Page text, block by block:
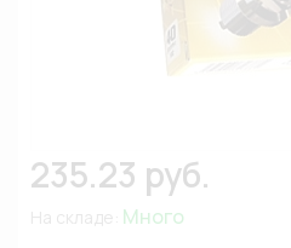
235.23 руб.
Много